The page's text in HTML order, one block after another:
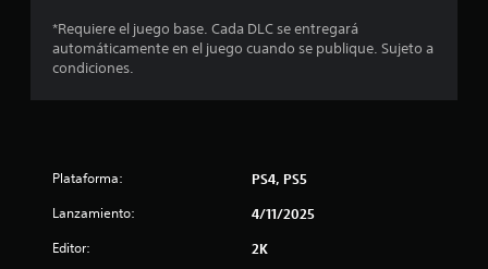
.
*Requiere el juego base. Cada DLC se entregará
automáticamente en el juego cuando se publique. Sujeto a
condiciones.
Plataforma: PS4, PS5
Lanzamiento: 4/11/2025
Editor: 2K